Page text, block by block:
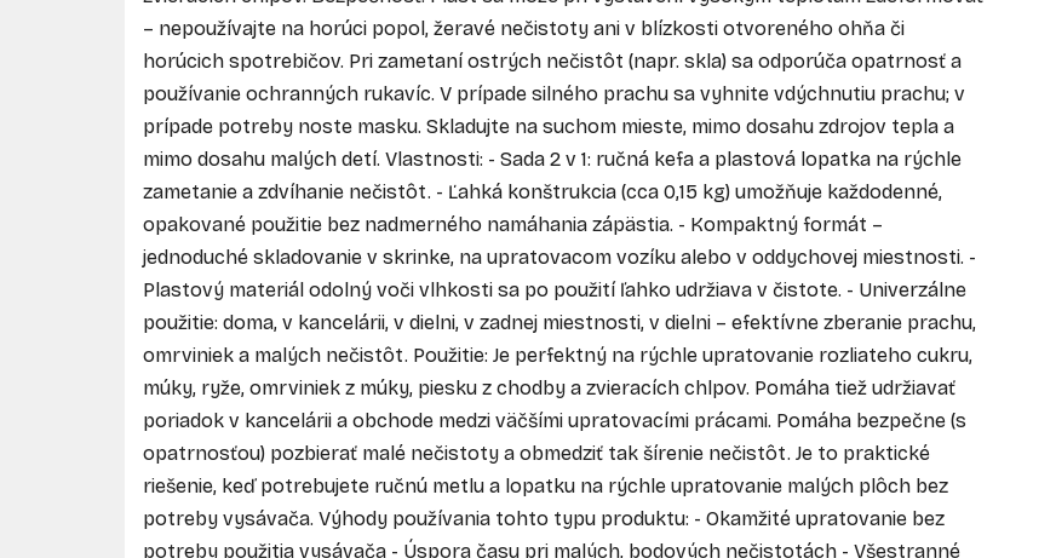
– nepoužívajte na horúci popol, žeravé nečistoty ani v blízkosti otvoreného ohňa či
horúcich spotrebičov. Pri zametaní ostrých nečistôt (napr. skla) sa odporúča opatrnosť a
používanie ochranných rukavíc. V prípade silného prachu sa vyhnite vdýchnutiu prachu; v
prípade potreby noste masku. Skladujte na suchom mieste, mimo dosahu zdrojov tepla a
mimo dosahu malých detí. Vlastnosti: - Sada 2 v 1: ručná kefa a plastová lopatka na rýchle
zametanie a zdvíhanie nečistôt. - Ľahká konštrukcia (cca 0,15 kg) umožňuje každodenné,
opakované použitie bez nadmerného namáhania zápästia. - Kompaktný formát –
jednoduché skladovanie v skrinke, na upratovacom vozíku alebo v oddychovej miestnosti. -
Plastový materiál odolný voči vlhkosti sa po použití ľahko udržiava v čistote. - Univerzálne
použitie: doma, v kancelárii, v dielni, v zadnej miestnosti, v dielni – efektívne zberanie prachu,
omrviniek a malých nečistôt. Použitie: Je perfektný na rýchle upratovanie rozliateho cukru,
múky, ryže, omrviniek z múky, piesku z chodby a zvieracích chlpov. Pomáha tiež udržiavať
poriadok v kancelárii a obchode medzi väčšími upratovacími prácami. Pomáha bezpečne (s
opatrnosťou) pozbierať malé nečistoty a obmedziť tak šírenie nečistôt. Je to praktické
riešenie, keď potrebujete ručnú metlu a lopatku na rýchle upratovanie malých plôch bez
potreby vysávača. Výhody používania tohto typu produktu: - Okamžité upratovanie bez
potreby použitia vysávača - Úspora času pri malých, bodových nečistotách - Všestranné